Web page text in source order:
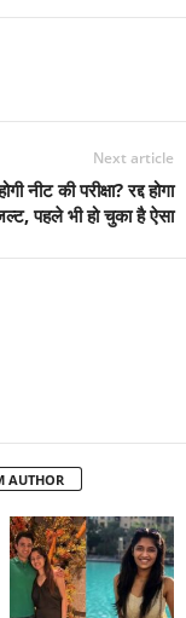
Next article
नीट की परीक्षा? रद्द होगा
पहले भी हो चुका है ऐसा
AUTHOR